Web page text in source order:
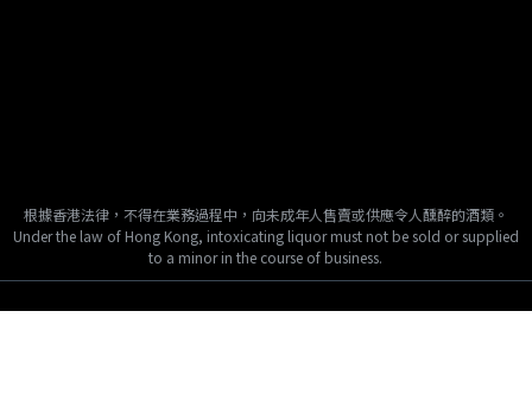
根據香港法律，不得在業務過程中，向未成年人售賣或供應令人醺醉的酒類。
Under the law of Hong Kong, intoxicating liquor must not be sold or supplied
to a minor in the course of business.
Copyright © 2024, Tai Fook Hong International Company Limited, All